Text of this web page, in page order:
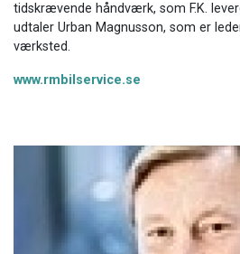
tidskrævende håndværk, som F.K.
udtaler Urban Magnusson, som er
værksted.
www.rmbilservice.se